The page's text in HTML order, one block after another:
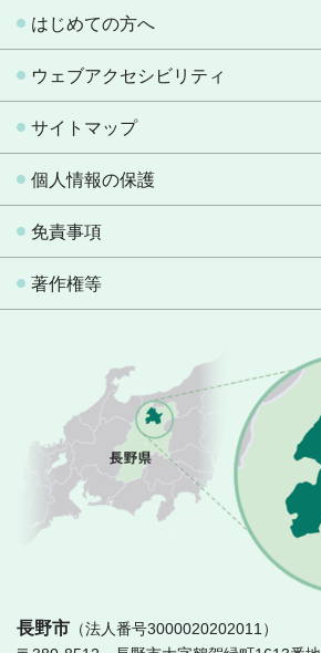
はじめての方へ
ウェブアクセシビリティ
サイトマップ
個人情報の保護
免責事項
著作権等
長野市 （法人番号3000020202011）